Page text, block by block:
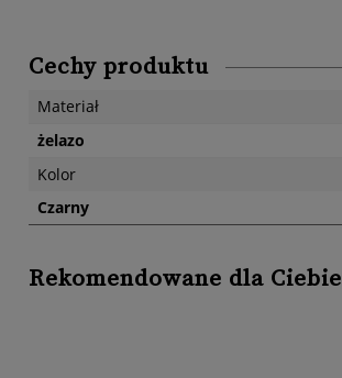
Cechy produktu
Materiał
żelazo
Kolor
Czarny
Rekomendowane dla Ciebie